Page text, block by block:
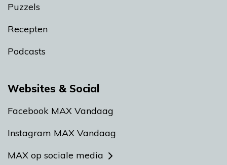
Puzzels
Recepten
Podcasts
Websites & Social
Facebook MAX Vandaag
Instagram MAX Vandaag
MAX op sociale media